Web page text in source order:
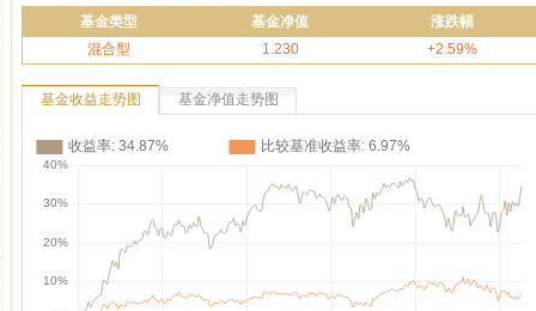
基金类型 基金净值 涨跌幅
混合型
1.230 +2.59%
基金收益走势图 基金净值走势图